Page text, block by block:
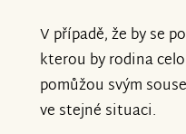
V případě, že by se
kterou by rodina
pomůžou svým
ve stejné situaci.